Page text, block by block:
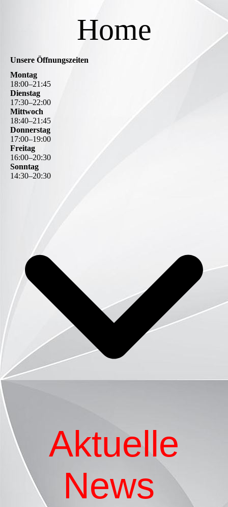
Home
Unsere Öffnungszeiten
Montag
18:00–21 :45
Dienstag
17:30–22:00
Mittwoch
18:40–21 :45
Donnerstag
17:00–19:00
Freitag
16:00–20:30
Sonntag
14:30–20:30
Aktuelle
News